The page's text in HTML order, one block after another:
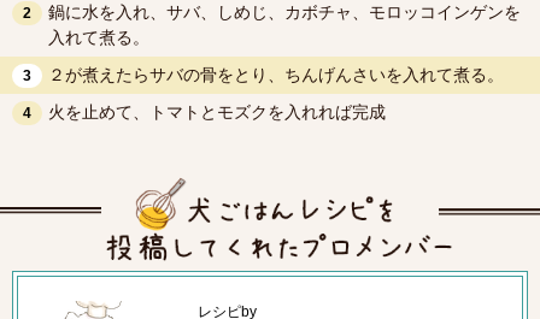
2
鍋に水を入れ、サバ、しめじ、カボチャ、モロッコインゲンを
入れて煮る。
3 ２が煮えたらサバの骨をとり、ちんげんさいを入れて煮る。
4 火を止めて、トマトとモズクを入れれば完成
レシピby